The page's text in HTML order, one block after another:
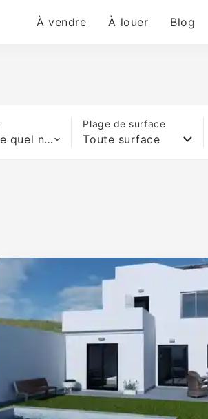
À vendre À louer Blog
N'importe quel nombre de lits
Plage de surface
Toute surface